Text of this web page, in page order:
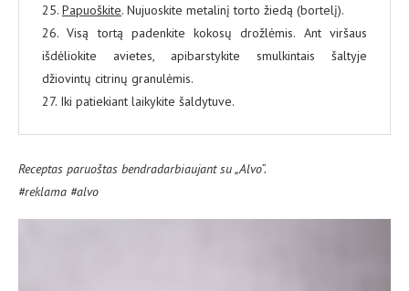
25. Papuoškite. Nujuoskite metalinį torto žiedą (bortelį).
26. Visą tortą padenkite kokosų drožlėmis. Ant viršaus
išdėliokite avietes, apibarstykite smulkintais šaltyje
džiovintų citrinų granulėmis.
27. Iki patiekiant laikykite šaldytuve.
Receptas paruoštas bendradarbiaujant su „Alvo“.
#reklama #alvo